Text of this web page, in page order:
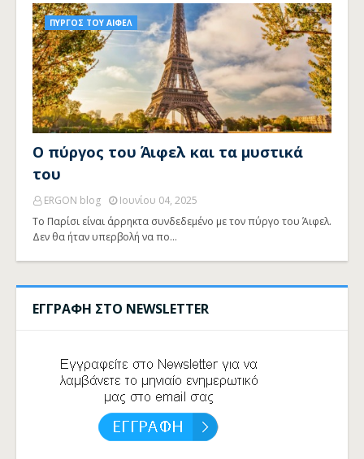
ΠΥΡΓΟΣ ΤΟΥ ΑΙΦΕΛ
Ο πύργος του Άιφελ και τα μυστικά
του
ERGON blog
Ιουνίου 04, 2025
Το Παρίσι είναι άρρηκτα συνδεδεμένο με τον πύργο του Άιφελ.
Δεν θα ήταν υπερβολή να πο…
ΕΓΓΡΑΦΗ ΣΤΟ NEWSLETTER